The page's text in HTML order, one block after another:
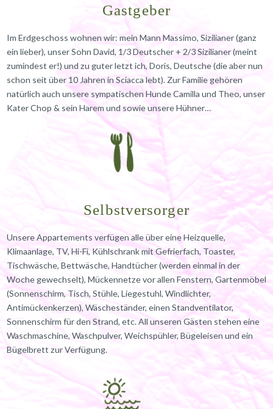
Gastgeber
Im Erdgeschoss wohnen wir: mein Mann Massimo, Sizilianer (ganz
ein lieber), unser Sohn David, 1/3 Deutscher + 2/3 Sizilianer (meint
zumindest er!) und zu guter letzt ich, Doris, Deutsche (die aber nun
schon seit über 10 Jahren in Sciacca lebt). Zur Familie gehören
natürlich auch unsere sympatischen Hunde Camilla und Theo, unser
Kater Chop & sein Harem und sowie unsere Hühner…
Selbstversorger
Unsere Appartements verfügen alle über eine Heizquelle,
Klimaanlage, TV, Hi-Fi, Kühlschrank mit Gefrierfach, Toaster,
Tischwäsche, Bettwäsche, Handtücher (werden einmal in der
Woche gewechselt), Mückennetze vor allen Fenstern, Gartenmöbel
(Sonnenschirm, Tisch, Stühle, Liegestuhl, Windlichter,
Antimückenkerzen), Wäscheständer, einen Standventilator,
Sonnenschirm für den Strand, etc. All unseren Gästen stehen eine
Waschmaschine, Waschpulver, Weichspühler, Bügeleisen und ein
Bügelbrett zur Verfügung.